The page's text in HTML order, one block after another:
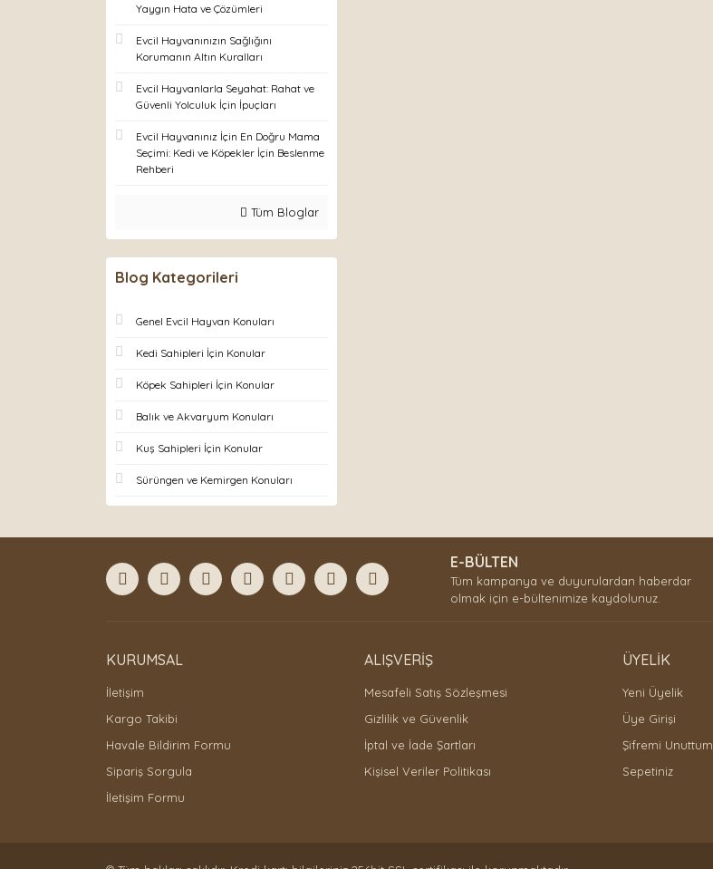
Yaygın Hata ve Çözümleri
Evcil Hayvanınızın Sağlığını
Korumanın Altın Kuralları
Evcil Hayvanlarla Seyahat: Rahat ve
Güvenli Yolculuk İçin İpuçları
Evcil Hayvanınız İçin En Doğru Mama
Seçimi: Kedi ve Köpekler İçin Beslenme
Rehberi
Tüm Bloglar
Blog Kategorileri
Genel Evcil Hayvan Konuları
Kedi Sahipleri İçin Konular
Köpek Sahipleri İçin Konular
Balık ve Akvaryum Konuları
Kuş Sahipleri İçin Konular
Sürüngen ve Kemirgen Konuları
E-BÜLTEN
Tüm kampanya ve duyurulardan haberdar
olmak için e-bültenimize kaydolunuz.
KURUMSAL
İletişim
Kargo Takibi
Havale Bildirim Formu
Sipariş Sorgula
İletişim Formu
ALIŞVERİŞ
Mesafeli Satış Sözleşmesi
Gizlilik ve Güvenlik
İptal ve İade Şartları
Kişisel Veriler Politikası
ÜYELİK
Yeni Üyelik
Üye Girişi
Şifremi Unuttum
Sepetiniz